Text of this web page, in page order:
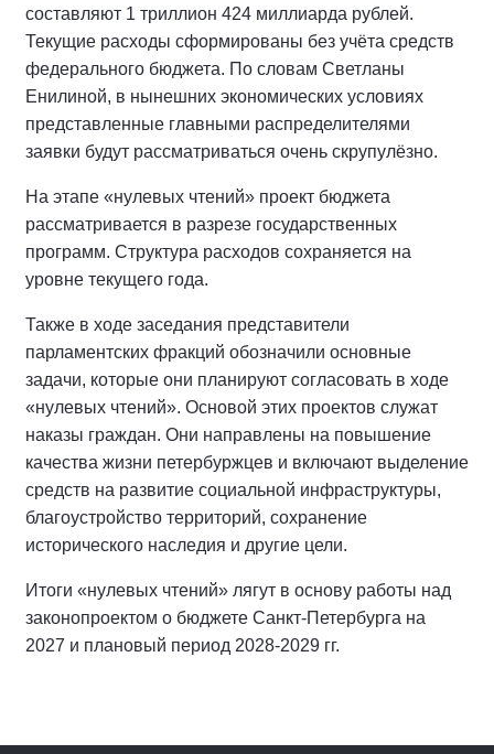
составляют 1 триллион 424 миллиарда рублей.
Текущие расходы сформированы без учёта средств
федерального бюджета. По словам Светланы
Енилиной, в нынешних экономических условиях
представленные главными распределителями
заявки будут рассматриваться очень скрупулёзно.
На этапе «нулевых чтений» проект бюджета
рассматривается в разрезе государственных
программ. Структура расходов сохраняется на
уровне текущего года.
Также в ходе заседания представители
парламентских фракций обозначили основные
задачи, которые они планируют согласовать в ходе
«нулевых чтений». Основой этих проектов служат
наказы граждан. Они направлены на повышение
качества жизни петербуржцев и включают выделение
средств на развитие социальной инфраструктуры,
благоустройство территорий, сохранение
исторического наследия и другие цели.
Итоги «нулевых чтений» лягут в основу работы над
законопроектом о бюджете Санкт-Петербурга на
2027 и плановый период 2028-2029 гг.